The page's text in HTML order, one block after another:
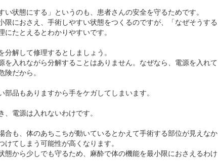
い状態にする」というのも、患者さんの安全を守るためです。
限におさえ、手術しやすい状態をつくるのですが、「なぜそうする
たとえるとわかりやすいです。
解して修理するとしましょう。
を入れながら分解することはありません。なぜなら、電源を入れて
険だから。
品もありますから手をケガしてしまいます。
電源は入れないわけです。
合も、体のあちこちが動いているとかえて手術する部位が見えなか
けてしまう可能性が高くなります。
態から少しでも守るため、麻酔で体の機能を最小限におさえるわけ